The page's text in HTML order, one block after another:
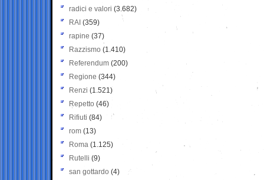
radici e valori (3.682)
RAI (359)
rapine (37)
Razzismo (1.410)
Referendum (200)
Regione (344)
Renzi (1.521)
Repetto (46)
Rifiuti (84)
rom (13)
Roma (1.125)
Rutelli (9)
san gottardo (4)